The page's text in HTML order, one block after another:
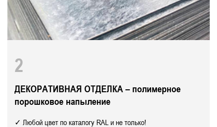
2
ДЕКОРАТИВНАЯ ОТДЕЛКА – полимерное
порошковое напыление
✓ Любой цвет по каталогу RAL и не только!